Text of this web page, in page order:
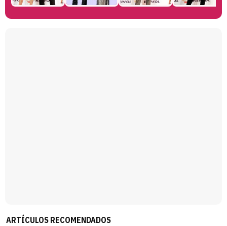
ARTÍCULOS RECOMENDADOS